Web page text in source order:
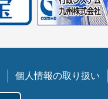
個人情報の取り扱い